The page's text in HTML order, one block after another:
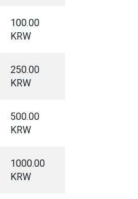
100.00
KRW
250.00
KRW
500.00
KRW
1000.00
KRW